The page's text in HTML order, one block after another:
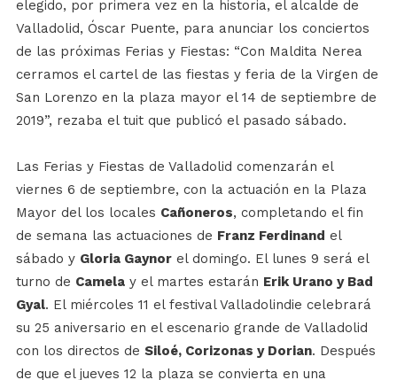
elegido, por primera vez en la historia, el alcalde de
Valladolid, Óscar Puente, para anunciar los conciertos
de las próximas Ferias y Fiestas: “Con Maldita Nerea
cerramos el cartel de las fiestas y feria de la Virgen de
San Lorenzo en la plaza mayor el 14 de septiembre de
2019”, rezaba el tuit que publicó el pasado sábado.
Las Ferias y Fiestas de Valladolid comenzarán el
viernes 6 de septiembre, con la actuación en la Plaza
Mayor del los locales Cañoneros, completando el fin
de semana las actuaciones de Franz Ferdinand el
sábado y Gloria Gaynorel domingo. El lunes 9 será el
turno de Camelay el martes estarán Erik Urano y Bad
Gyal. El miércoles 11 el festival Valladolindie celebrará
su 25 aniversario en el escenario grande de Valladolid
con los directos de Siloé, Corizonas y Dorian. Después
de que el jueves 12 la plaza se convierta en una